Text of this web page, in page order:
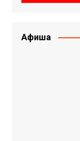
Афиша